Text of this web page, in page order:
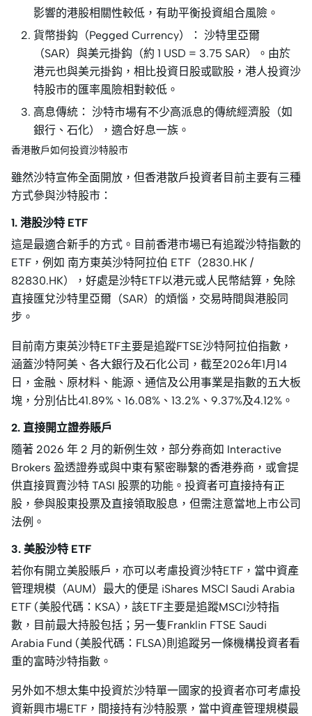
影響的港股相關性較低，有助平衡投資組合風險。
貨幣掛鈎（Pegged Currency）： 沙特里亞爾
（SAR）與美元掛鈎（約 1 USD = 3.75 SAR）。由於
港元也與美元掛鈎，相比投資日股或歐股，港人投資沙
特股市的匯率風險相對較低。
高息傳統： 沙特市場有不少高派息的傳統經濟股（如
銀行、石化），適合好息一族。
香港散戶如何投資沙特股市
雖然沙特宣佈全面開放，但香港散戶投資者目前主要有三種
方式參與沙特股市：
1. 港股沙特 ETF
這是最適合新手的方式。目前香港市場已有追蹤沙特指數的
ETF，例如 南方東英沙特阿拉伯 ETF（2830.HK /
82830.HK），好處是沙特ETF以港元或人民幣結算，免除
直接匯兌沙特里亞爾（SAR）的煩惱，交易時間與港股同
步。
目前南方東英沙特ETF主要是追蹤FTSE沙特阿拉伯指數，
涵蓋沙特阿美、各大銀行及石化公司，截至2026年1月14
日，金融、原材料、能源、通信及公用事業是指數的五大板
塊，分別佔比41.89%、16.08%、13.2%、9.37%及4.12%。
2. 直接開立證券賬戶
隨著 2026 年 2 月的新例生效，部分券商如 Interactive
Brokers 盈透證券或與中東有緊密聯繫的香港券商，或會提
供直接買賣沙特 TASI 股票的功能。投資者可直接持有正
股，參與股東投票及直接領取股息，但需注意當地上市公司
法例。
3. 美股沙特 ETF
若你有開立美股賬戶，亦可以考慮投資沙特ETF，當中資產
管理規模（AUM）最大的便是 iShares MSCI Saudi Arabia
ETF (美股代碼：KSA)，該ETF主要是追蹤MSCI沙特指
數，目前最大持股包括；另一隻Franklin FTSE Saudi
Arabia Fund (美股代碼：FLSA)則追蹤另一條機構投資者看
重的富時沙特指數。
另外如不想太集中投資於沙特單一國家的投資者亦可考慮投
資新興市場ETF，間接持有沙特股票，當中資產管理規模最